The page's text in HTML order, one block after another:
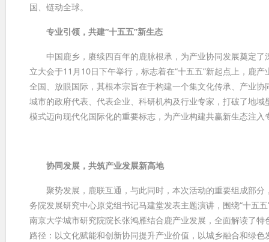
国、链动全球。
专业引领，共建“十五五”新生态
中国鹿乡，赓续四百年的鹿脉根承，为产业协同发展奠定了
立大会于11月10日下午举行，标志着在“十五五”新起点上，鹿
全国、放眼国际，其根本宗旨在于构建一个集文化传承、产业
城市的政府代表、代表企业、科研机构及行业专家，打破了地
模式迈向现代化国际化的重要标志，为产业构建共赢新生态注入
协同发展，共筑产业发展新高地
聚势发展，鹿联互通，与此同时，本次活动的重要组成部分
务院发展研究中心原党组书记马建堂发表主题演讲，围绕“十五
南京大学城市研究院院长张鸿雁结合鹿产业发展，全面解读了
路径：以文化赋能和创新协同提升产业价值，以城乡融合和绿